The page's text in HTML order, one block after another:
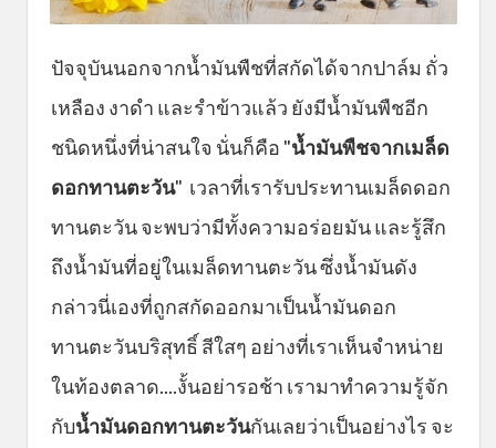
ปัจจุบันนอกจากน้ำมันพืชที่สกัดได้จากปาล์ม ถั่ว
เหลือง งาดำ และรำข้าวแล้ว ยังมีน้ำมันพืชอีก
ชนิดหนึ่งที่น่าสนใจ นั่นก็คือ "น้ำมันพืชจากเมล็ด
ดอกทานตะวัน" เวลาที่เรารับประทานเมล็ดดอก
ทานตะวัน จะพบว่ามีทั้งความอร่อยมัน และรู้สึก
ถึงน้ำมันที่อยู่ในเมล็ดทานตะวัน ซึ่งน้ำมันดัง
กล่าวนี่เองที่ถูกสกัดออกมาเป็นน้ำมันดอก
ทานตะวันบริสุทธิ์ สีใสๆ อย่างที่เราเห็นจำหน่าย
ในท้องตลาด....งั้นอย่ารอช้า เรามาทำความรู้จัก
กับน้ำมันดอกทานตะวันกันเลยว่าเป็นอย่างไร จะ